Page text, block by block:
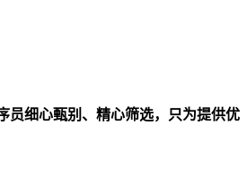
员细心甄别、精心筛选，只为提供优